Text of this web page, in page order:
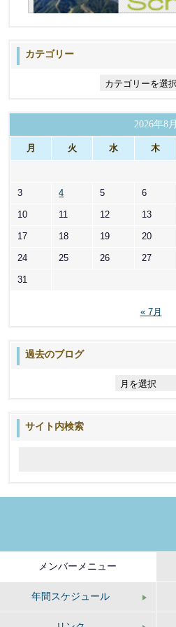
カテゴリー
ー
2026年8月
月 火 水 木
3 4 5 6
10 11 12 13
17 18 19 20
24 25 26 27
31
« 7月
過去のブログ
サイト内検索
メンバーメニュー
年間スケジュール